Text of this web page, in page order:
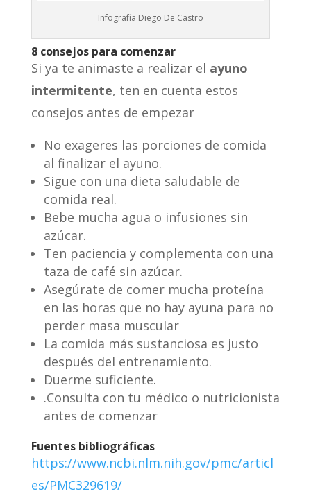
Infografía Diego De Castro
8 consejos para comenzar
Si ya te animaste a realizar el ayuno
intermitente, ten en cuenta estos
consejos antes de empezar
No exageres las porciones de comida
al finalizar el ayuno.
Sigue con una dieta saludable de
comida real.
Bebe mucha agua o infusiones sin
azúcar.
Ten paciencia y complementa con una
taza de café sin azúcar.
Asegúrate de comer mucha proteína
en las horas que no hay ayuna para no
perder masa muscular
La comida más sustanciosa es justo
después del entrenamiento.
Duerme suficiente.
.Consulta con tu médico o nutricionista
antes de comenzar
Fuentes bibliográficas
https://www.ncbi.nlm.nih.gov/pmc/articl
es/PMC329619/